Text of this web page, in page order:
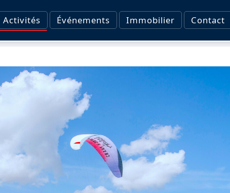
Activités Événements Immobilier Contact